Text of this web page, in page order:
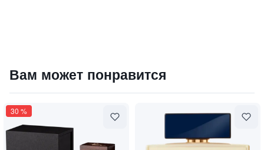
19650₽9 840 ₽
Вам может понравится
30 %